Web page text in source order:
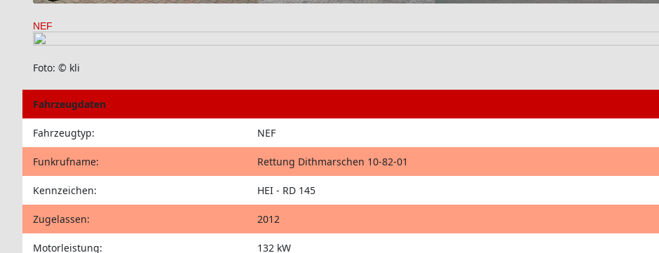
NEF
Foto: © kli
Fahrzeugdaten
Fahrzeugtyp: NEF
Funkrufname: Rettung Dithmarschen 10-82-01
Kennzeichen: HEI - RD 145
Zugelassen: 2012
Motorleistung: 132 kW